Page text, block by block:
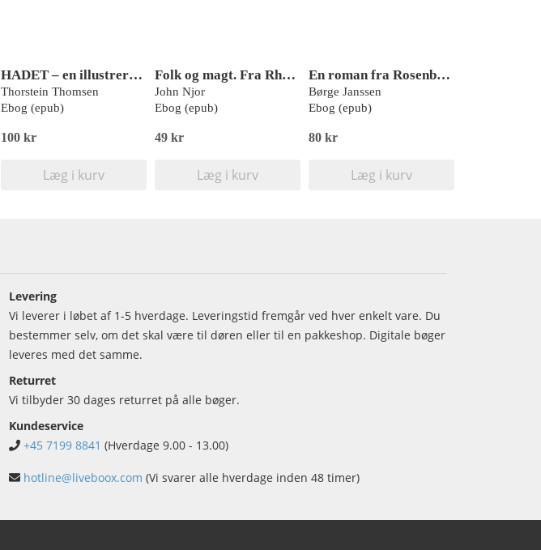
HADET – en illustreret roman i 64 krigsdigte
Thorstein Thomsen
Ebog (epub)
100 kr
Læg i kurv
Folk og magt. Fra Rhodesia til Zimbabwe
John Njor
Ebog (epub)
49 kr
Læg i kurv
En roman fra Rosenborg
Børge Janssen
Ebog (epub)
80 kr
Læg i kurv
Levering
Vi leverer i løbet af 1-5 hverdage. Leveringstid fremgår ved hver enkelt vare. Du
bestemmer selv, om det skal være til døren eller til en pakkeshop. Digitale bøger
leveres med det samme.
Returret
Vi tilbyder 30 dages returret på alle bøger.
Kundeservice
+45 7199 8841 (Hverdage 9.00 - 13.00)
hotline@liveboox.com (Vi svarer alle hverdage inden 48 timer)